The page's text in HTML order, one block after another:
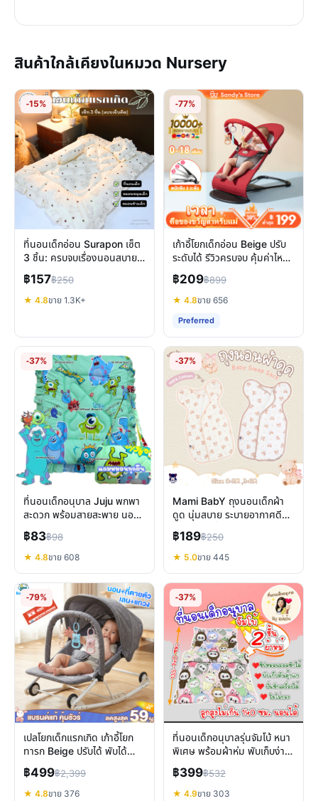
สินค้าใกล้เคียงในหมวด Nursery
-15%
ที่นอนเด็กอ่อน Surapon เซ็ต
3 ชิ้น: ครบจบเรื่องนอนสบาย
สำหรับเด็กแรกเกิด
฿157฿250
★ 4.8ขาย 1.3K+
-77%
เก้าอี้โยกเด็กอ่อน Beige ปรับ
ระดับได้ รีวิวครบจบ คุ้มค่าไหม
สำหรับลูกน้อย
฿209฿899
★ 4.8ขาย 656
Preferred
-37%
ที่นอนเด็กอนุบาล Juju พกพา
สะดวก พร้อมสายสะพาย นอน
สบาย ซักง่าย
฿83฿98
★ 4.8ขาย 608
-37%
Mami BabY ถุงนอนเด็กผ้า
ดูด นุ่มสบาย ระบายอากาศดี
ทางเลือกเพื่อการนอนหลับ
ทารก
฿189฿250
★ 5.0ขาย 445
-79%
เปลโยกเด็กแรกเกิด เก้าอี้โยก
ทารก Beige ปรับได้ พับได้
ใช้ได้ถึง 3 ขวบ
฿499฿2,399
★ 4.8ขาย 376
-37%
ที่นอนเด็กอนุบาลรุ่นจัมโบ้ หนา
พิเศษ พร้อมผ้าห่ม พับเก็บง่าย
พกพาสะดวก
฿399฿532
★ 4.9ขาย 303